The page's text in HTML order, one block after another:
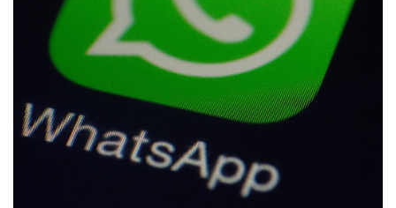
生成式AI與雲端應用
Enterprise Digital Transformation